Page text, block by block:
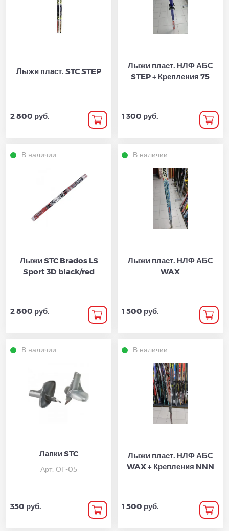
Лыжи пласт. STC STEP
2 800 руб.
Лыжи пласт. НЛФ АБС
STEP + Крепления 75
1 300 руб.
В наличии
Лыжи STC Brados LS
Sport 3D black/red
2 800 руб.
В наличии
Лыжи пласт. НЛФ АБС
WAX
1 500 руб.
В наличии
Лапки STC
Арт. ОГ-05
350 руб.
В наличии
Лыжи пласт. НЛФ АБС
WAX + Крепления NNN
1 500 руб.